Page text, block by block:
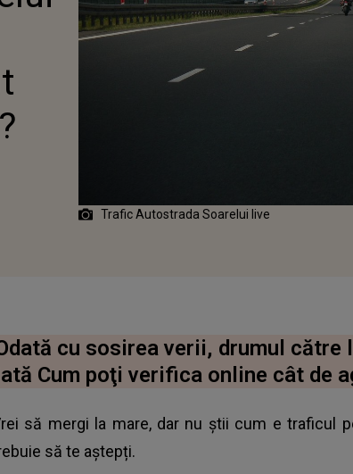
Trafic Autostrada Soarelui live
ARTICOLUL
cu sosirea verii, drumul
Cum poţi verifica online cât de
să mergi la mare, dar nu știi cum e traficul
să te aștepți.